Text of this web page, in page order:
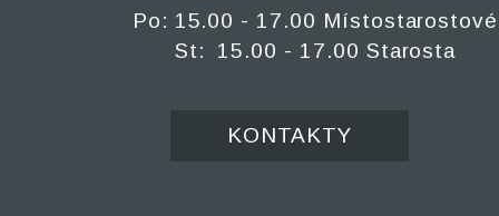
Po: 15.00 - 17.00 Místostarostové
St: 15.00 - 17.00 Starosta
KONTAKTY